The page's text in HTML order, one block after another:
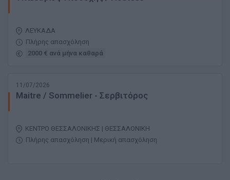
ΛΕΥΚΑΔΑ
Πλήρης απασχόληση
2000 € ανά μήνα καθαρά
11/07/2026
Μaitre / Sommelier - Σερβιτόρος
ΚΕΝΤΡΟ ΘΕΣΣΑΛΟΝΙΚΗΣ | ΘΕΣΣΑΛΟΝΙΚΗ
Πλήρης απασχόληση | Μερική απασχόληση